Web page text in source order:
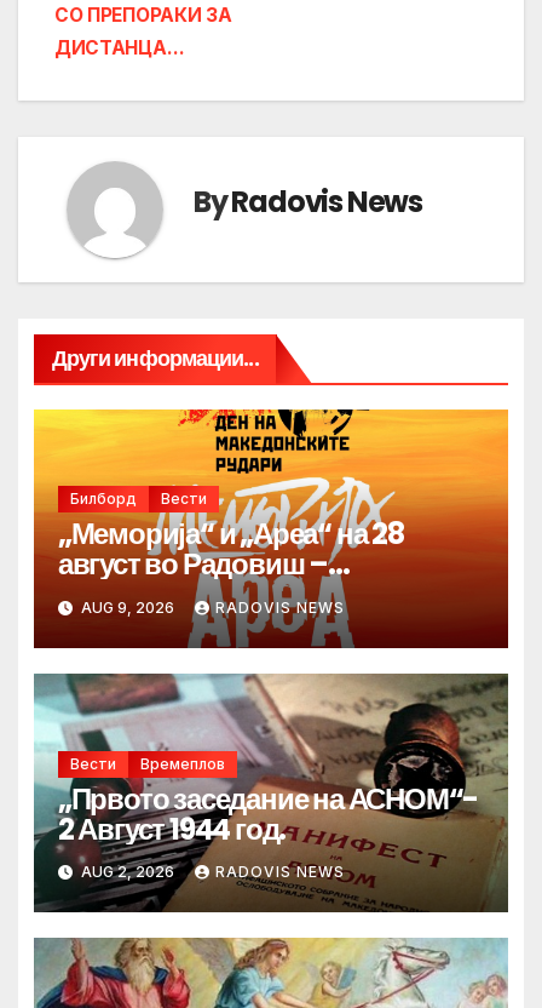
СО ПРЕПОРАКИ ЗА
ДИСТАНЦА…
ByRadovis News
Други информации...
Билборд Вести
„Меморија“ и „Ареа“ на 28
август во Радовиш –
продолжува традицијата за
Денот на македонските рудари
AUG 9, 2026 RADOVIS NEWS
Вести Времеплов
„Првото заседание на АСНОМ“-
2 Август 1944 год.
AUG 2, 2026 RADOVIS NEWS